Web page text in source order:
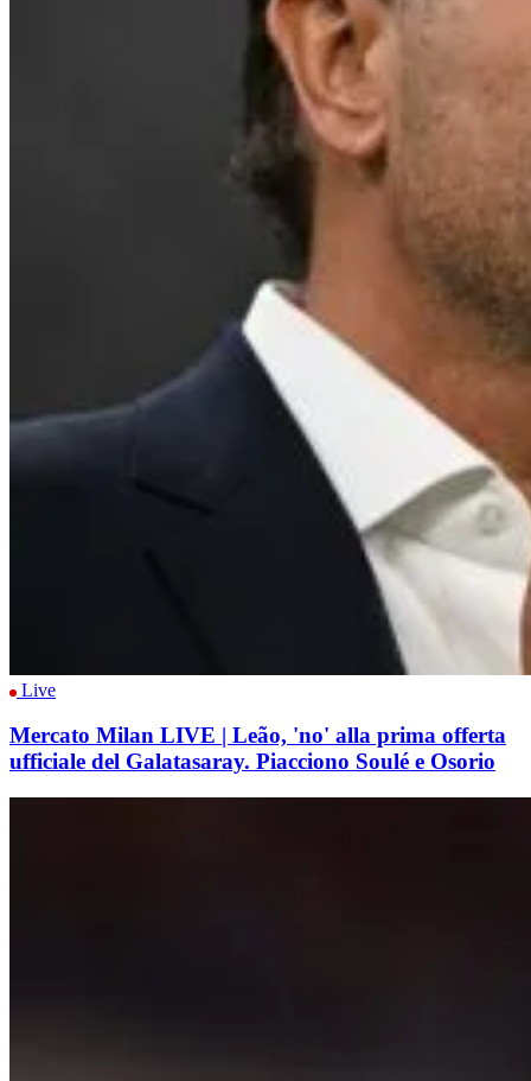
Live
Mercato Milan LIVE | Leão, 'no' alla prima offerta
ufficiale del Galatasaray. Piacciono Soulé e Osorio